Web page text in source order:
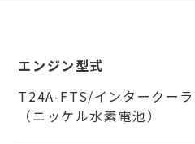
エンジン型式
T24A-FTS/インタークー
（ニッケル水素電池）